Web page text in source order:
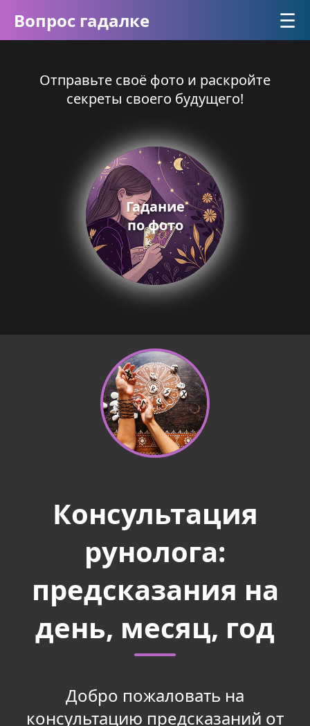
Вопрос гадалке ☰
Отправьте своё фото и раскройте
секреты своего будущего!
Гадание
по фото
Консультация
рунолога:
предсказания на
день, месяц, год
Добро пожаловать на
консультацию предсказаний от